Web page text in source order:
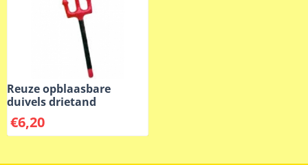
Reuze opblaasbare
duivels drietand
€6,20